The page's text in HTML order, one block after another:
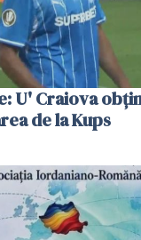
U' Craiova
de la Kups